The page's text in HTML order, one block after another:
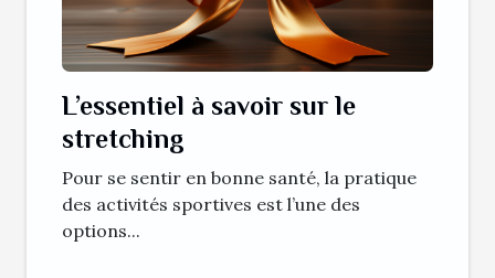
L’essentiel à savoir sur le
stretching
Pour se sentir en bonne santé, la pratique
des activités sportives est l’une des
options...